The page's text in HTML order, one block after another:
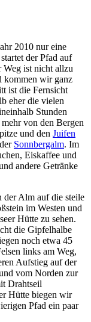
2010 nur eine
der Pfad auf
Weg ist nicht allzu
kommen wir ganz
ist die Fernsicht
eher die vielen
Stunden
von den Bergen
und den Juifen
Sonnbergalm. Im
Eiskaffee und
andere Getränke
der Alm auf die steile
im Westen und
Hütte zu sehen.
die Gipfelhalbe
noch etwa 45
links am Weg,
Aufstieg auf der
vom Norden zur
Drahtseil
Hütte biegen wir
Pfad ein paar